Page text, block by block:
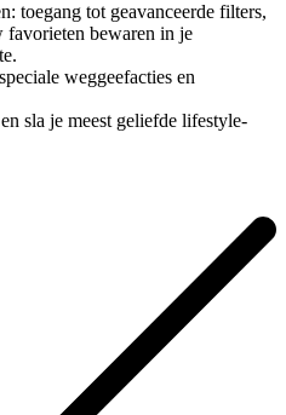
toegang tot geavanceerde filters,
favorieten bewaren in je
weggeefacties en
sla je meest geliefde lifestyle-